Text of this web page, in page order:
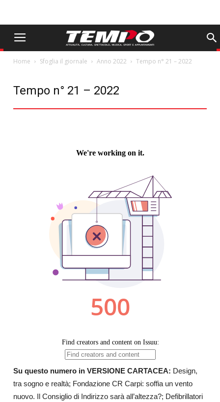
Home Sfoglia il giornale Anno 2022 Tempo n° 21 – 2022
Tempo n° 21 – 2022
Su questo numero in VERSIONE CARTACEA: Design,
tra sogno e realtà; Fondazione CR Carpi: soffia un vento
nuovo. Il Consiglio di Indirizzo sarà all’altezza?; Defibrillatori